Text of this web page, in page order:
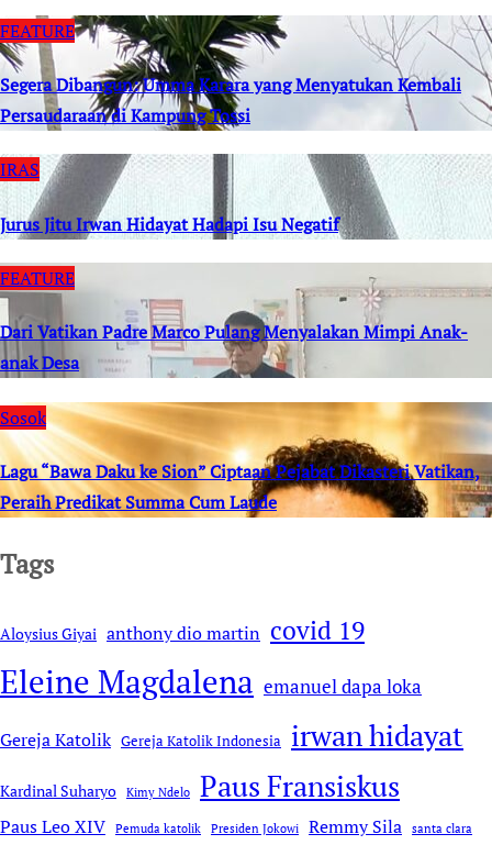
FEATURE
Segera Dibangun: Umma Karara yang Menyatukan Kembali
Persaudaraan di Kampung Tossi
IRAS
Jurus Jitu Irwan Hidayat Hadapi Isu Negatif
FEATURE
Dari Vatikan Padre Marco Pulang Menyalakan Mimpi Anak-
anak Desa
Sosok
Lagu “Bawa Daku ke Sion” Ciptaan Pejabat Dikasteri Vatikan,
Peraih Predikat Summa Cum Laude
Tags
Aloysius Giyai anthony dio martin covid 19
Eleine Magdalena emanuel dapa loka
Gereja Katolik Gereja Katolik Indonesia irwan hidayat
Kardinal Suharyo Kimy Ndelo Paus Fransiskus
Paus Leo XIV Pemuda katolik Presiden Jokowi Remmy Sila santa clara